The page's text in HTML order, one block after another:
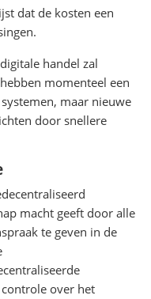
dat de kosten een
handel zal
momenteel een
maar nieuwe
door snellere
macht geeft door alle
te geven in de
over het